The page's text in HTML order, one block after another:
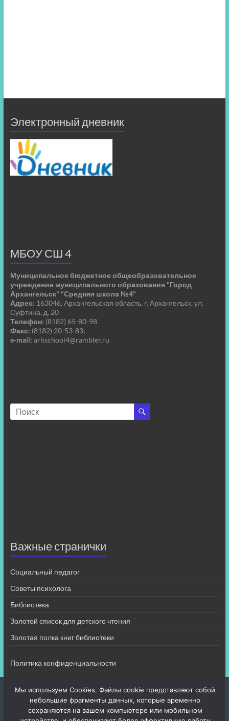
Электронный дневник
МБОУ СШ 4
Муниципальное бюджетное общеобразовательное
учреждение муниципального образования "Город
Архангельск" "Средняя школа №4"
Адрес: 163046, Архангельская область, г. Архангельск, ул.
Суфтина, д. 20
Телефон: (8182) 65-80-98
Факс: (8182) 20-53-83;
e-mail: arhschool4@rambler.ru
Важные странички
Социальный педагог
Советы психолога
Библиотека
Золотой список для детского чтения
Золотая полка книг библиотеки
Политика конфиденциальности
Мы используем Cookies. Файлы cookie представляют собой
небольшие фрагменты данных, которые временно
сохраняются на вашем компьютере или мобильном